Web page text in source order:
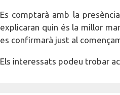
Es comptarà amb la
explicaran quin és la millor
es confirmarà just al
Els interessats podeu trobar